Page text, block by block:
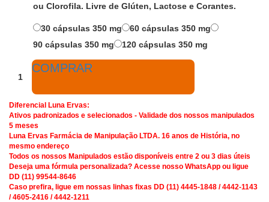
ou Clorofila. Livre de Glúten, Lactose e Corantes.
30 cápsulas 350 mg
60 cápsulas 350 mg
90 cápsulas 350 mg
120 cápsulas 350 mg
COMPRAR
Diferencial Luna Ervas:
Ativos padronizados e selecionados - Validade dos nossos manipulados
5 meses
Luna Ervas Farmácia de Manipulação LTDA. 16 anos de História, no
mesmo endereço
Todos os nossos Manipulados estão disponíveis entre 2 ou 3 dias úteis
Deseja uma fórmula personalizada? Acesse nosso WhatsApp ou ligue
DD (11) 99544-8646
Caso prefira, ligue em nossas linhas fixas DD (11) 4445-1848 / 4442-1143
/ 4605-2416 / 4442-1211